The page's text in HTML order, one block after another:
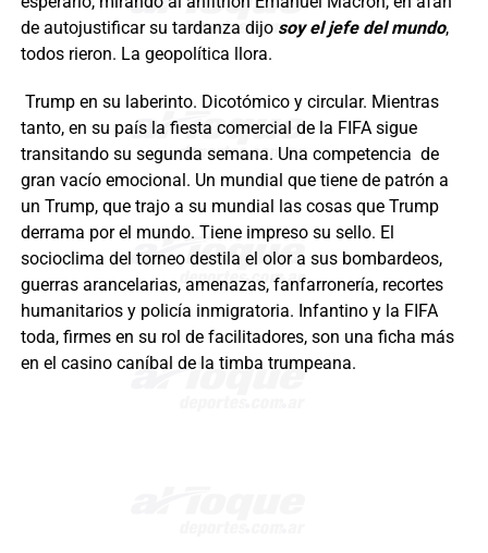
de autojustificar su tardanza dijo soy el jefe del mundo,
todos rieron. La geopolítica llora.
Trump en su laberinto. Dicotómico y circular. Mientras
tanto, en su país la fiesta comercial de la FIFA sigue
transitando su segunda semana. Una competencia de
gran vacío emocional. Un mundial que tiene de patrón a
un Trump, que trajo a su mundial las cosas que Trump
derrama por el mundo. Tiene impreso su sello. El
socioclima del torneo destila el olor a sus bombardeos,
guerras arancelarias, amenazas, fanfarronería, recortes
humanitarios y policía inmigratoria. Infantino y la FIFA
toda, firmes en su rol de facilitadores, son una ficha más
en el casino caníbal de la timba trumpeana.